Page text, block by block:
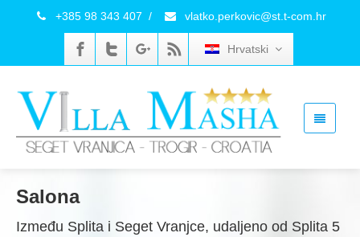
+385 98 343 407 / vlatko.perkovic@st.t-com.hr
Hrvatski
Salona
Između Splita i Seget Vranjce, udaljeno od Splita 5